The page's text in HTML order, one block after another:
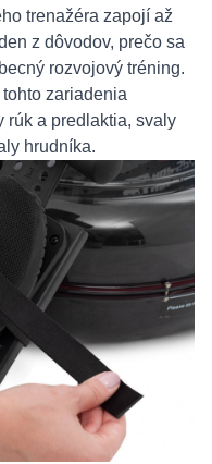
trenažéra zapojí až
z dôvodov, prečo sa
rozvojový tréning.
zariadenia
rúk a predlaktia, svaly
hrudníka.